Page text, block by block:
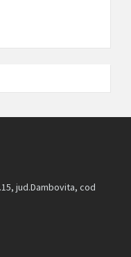
jud.Dambovita, cod